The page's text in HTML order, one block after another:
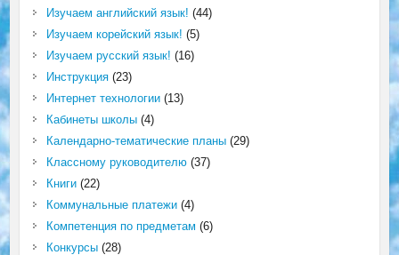
Изучаем английский язык! (44)
Изучаем корейский язык! (5)
Изучаем русский язык! (16)
Инструкция(23)
Интернет технологии(13)
Кабинеты школы(4)
Календарно-тематические планы(29)
Классному руководителю(37)
Книги(22)
Коммунальные платежи(4)
Компетенция по предметам (6)
Конкурсы(28)